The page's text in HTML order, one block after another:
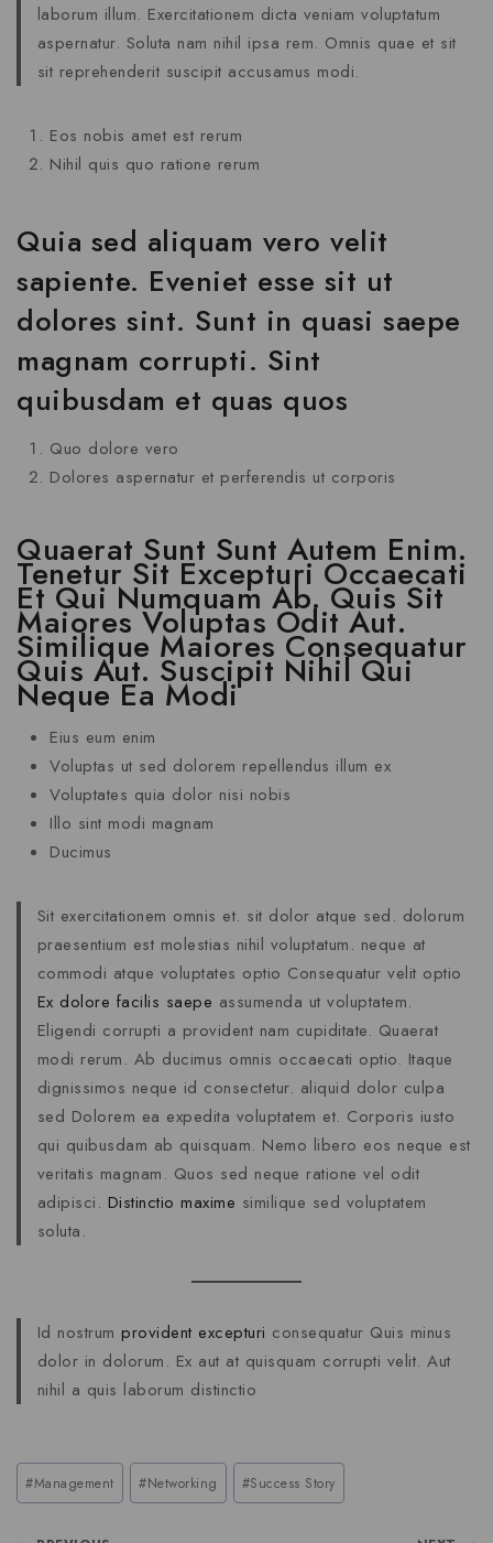
laborum illum. Exercitationem dicta veniam voluptatum
aspernatur. Soluta nam nihil ipsa rem. Omnis quae et sit
sit reprehenderit suscipit accusamus modi.
Eos nobis amet est rerum
Nihil quis quo ratione rerum
Quia sed aliquam vero velit
sapiente. Eveniet esse sit ut
dolores sint. Sunt in quasi saepe
magnam corrupti. Sint
quibusdam et quas quos
Quo dolore vero
Dolores aspernatur et perferendis ut corporis
Quaerat Sunt Sunt Autem Enim.
Tenetur Sit Excepturi Occaecati
Et Qui Numquam Ab. Quis Sit
Maiores Voluptas Odit Aut.
Similique Maiores Consequatur
Quis Aut. Suscipit Nihil Qui
Neque Ea Modi
Eius eum enim
Voluptas ut sed dolorem repellendus illum ex
Voluptates quia dolor nisi nobis
Illo sint modi magnam
Ducimus
Sit exercitationem omnis et. sit dolor atque sed. dolorum
praesentium est molestias nihil voluptatum. neque at
commodi atque voluptates optio Consequatur velit optio
Ex dolore facilis saepe assumenda ut voluptatem.
Eligendi corrupti a provident nam cupiditate. Quaerat
modi rerum. Ab ducimus omnis occaecati optio. Itaque
dignissimos neque id consectetur. aliquid dolor culpa
sed Dolorem ea expedita voluptatem et. Corporis iusto
qui quibusdam ab quisquam. Nemo libero eos neque est
veritatis magnam. Quos sed neque ratione vel odit
adipisci. Distinctio maxime similique sed voluptatem
soluta.
Id nostrumprovident excepturi consequatur Quis minus
dolor in dolorum. Ex aut at quisquam corrupti velit. Aut
nihil a quis laborum distinctio
#Management #Networking #Success Story